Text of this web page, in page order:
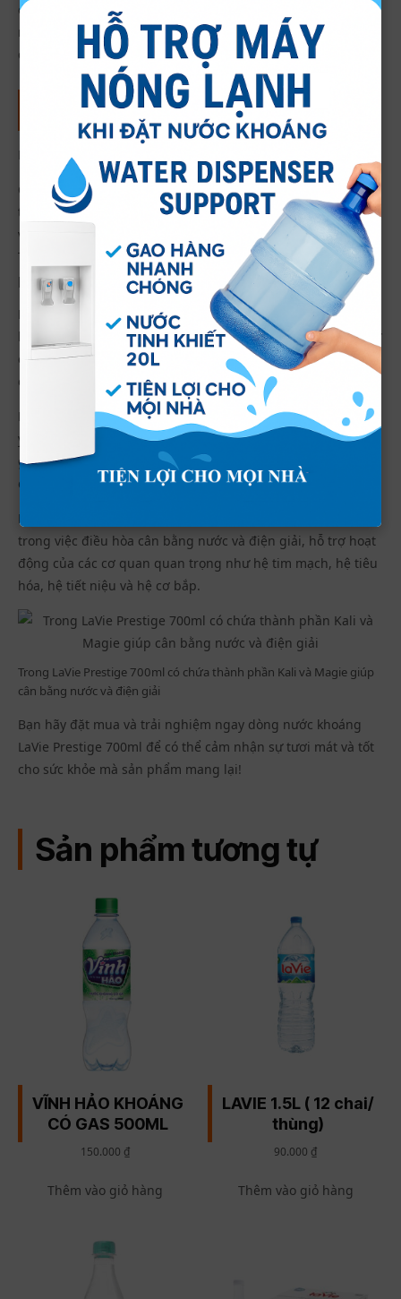
chẽ của các chuyên gia tập đoàn Nestle. Điều này đảm bảo
mỗi chai nước khoáng đều đạt chuẩn chất lượng cao, mang
đến cho người dùng những trải nghiệm tuyệt vời.
Nước LaVie Prestige 700ml chứa nhiều
khoáng chất thiên nhiên tốt cho sức khỏe
Nước LaVie Prestige 700ml có nhiều khoáng chất như:
Canxi:Cần thiết cho hoạt động của tim mạch, cơ bắp và hệ
thần kinh, đồng thời giúp máu đông lại. Đây là một yếu tố
vô cùng quan trọng trong chế độ dinh dưỡng hằng ngày.
Thiếu canxi có thể gây ảnh hưởng đến sự hình thành và
phát triển của xương và răng.
Magie:
Đóng vai trò quan trọng trong các hoạt động sinh
học và chức năng tim mạch, giúp duy trì sức khỏe xương, sự
co cơ và các hoạt động của hệ thần kinh. Đây là một khoáng
chất thiết yếu mà cơ thể chúng ta không thể thiếu.
Natri:
Là kim loại kiềm quan trọng trong cơ thể, tồn tại chủ
yếu dưới dạng hợp chất với clorua, bicacbonat và photphat,
giúp duy trì cân bằng chất lỏng và hỗ trợ hoạt động của các
chức năng sinh học.
Kali:
trong việc điều hòa cân bằng nước và điện giải, hỗ trợ hoạt
động của các cơ quan quan trọng như hệ tim mạch, hệ tiêu
hóa, hệ tiết niệu và hệ cơ bắp.
Trong LaVie Prestige 700ml có chứa thành phần Kali và Magie giúp
cân bằng nước và điện giải
Bạn hãy đặt mua và trải nghiệm ngay dòng nước khoáng
LaVie Prestige 700ml để có thể cảm nhận sự tươi mát và tốt
cho sức khỏe mà sản phẩm mang lại!
Sản phẩm tương tự
VĨNH HẢO KHOÁNG
CÓ GAS 500ML
150.000 ₫
Thêm vào giỏ hàng
LAVIE 1.5L ( 12 chai/
thùng)
90.000 ₫
Thêm vào giỏ hàng